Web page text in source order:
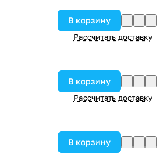
В корзину
Рассчитать доставку
В корзину
Рассчитать доставку
В корзину